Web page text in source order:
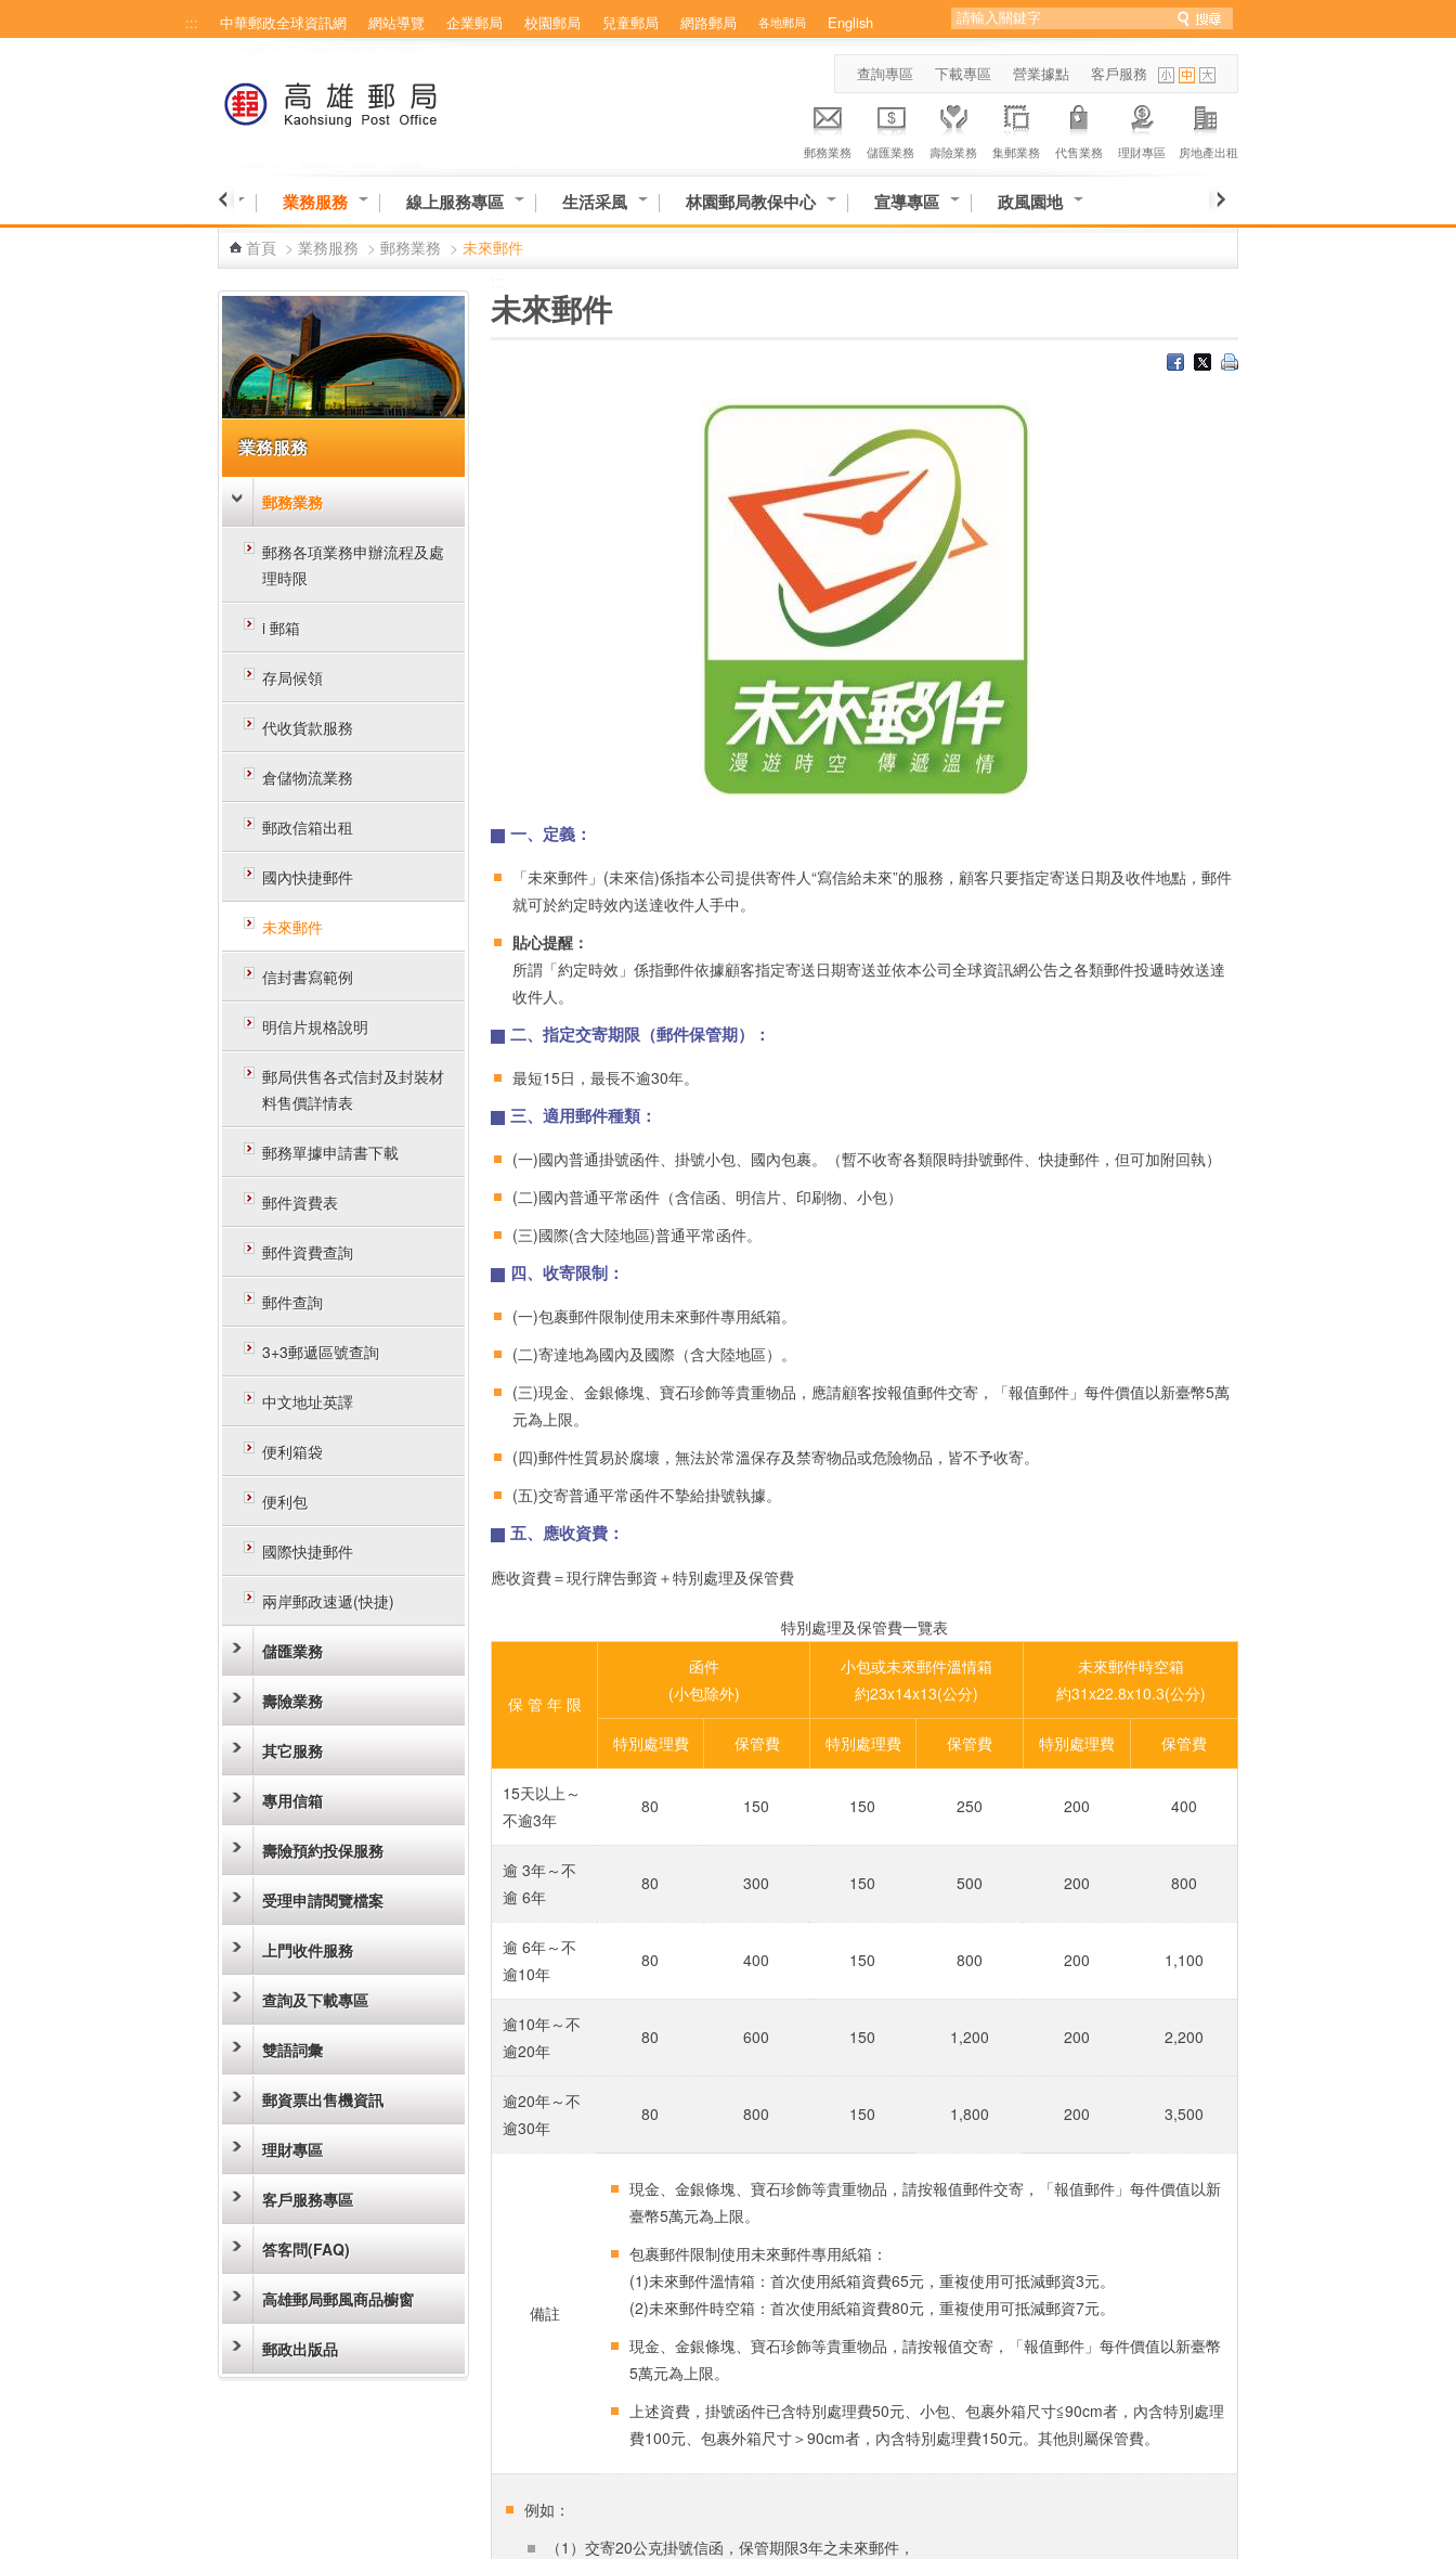
::: 中華郵政全球資訊網 網站導覽 企業郵局 校園郵局 兒童郵局 網路郵局 各地郵局 English
查詢專區 下載專區 營業據點 客戶服務
郵務業務 儲匯業務 壽險業務 集郵業務 代售業務 理財專區 房地產出租
營業資訊 業務服務 線上服務專區 生活采風 林園郵局教保中心 宣導專區 政風園地
首頁 > 業務服務 > 郵務業務 > 未來郵件
業務服務
郵務業務
郵務各項業務申辦流程及處
理時限
i 郵箱
存局候領
代收貨款服務
倉儲物流業務
郵政信箱出租
國內快捷郵件
未來郵件
信封書寫範例
明信片規格說明
郵局供售各式信封及封裝材
料售價詳情表
郵務單據申請書下載
郵件資費表
郵件資費查詢
郵件查詢
3+3郵遞區號查詢
中文地址英譯
便利箱袋
便利包
國際快捷郵件
兩岸郵政速遞(快捷)
儲匯業務
壽險業務
其它服務
專用信箱
壽險預約投保服務
受理申請閱覽檔案
上門收件服務
查詢及下載專區
雙語詞彙
郵資票出售機資訊
理財專區
客戶服務專區
答客問(FAQ)
高雄郵局郵風商品櫥窗
郵政出版品
未來郵件
一、定義：
「未來郵件」(未來信)係指本公司提供寄件人“寫信給未來”的服務，顧客只要指定寄送日期及收件地點，郵件
就可於約定時效內送達收件人手中。
貼心提醒：
所謂「約定時效」係指郵件依據顧客指定寄送日期寄送並依本公司全球資訊網公告之各類郵件投遞時效送達
收件人。
二、指定交寄期限（郵件保管期）：
最短15日，最長不逾30年。
三、適用郵件種類：
(一)國內普通掛號函件、掛號小包、國內包裹。（暫不收寄各類限時掛號郵件、快捷郵件，但可加附回執）
(二)國內普通平常函件（含信函、明信片、印刷物、小包）
(三)國際(含大陸地區)普通平常函件。
四、收寄限制：
(一)包裹郵件限制使用未來郵件專用紙箱。
(二)寄達地為國內及國際（含大陸地區）。
(三)現金、金銀條塊、寶石珍飾等貴重物品，應請顧客按報值郵件交寄，「報值郵件」每件價值以新臺幣5萬
元為上限。
(四)郵件性質易於腐壞，無法於常溫保存及禁寄物品或危險物品，皆不予收寄。
(五)交寄普通平常函件不摯給掛號執據。
五、應收資費：
應收資費＝現行牌告郵資＋特別處理及保管費
特別處理及保管費一覽表
保 管 年 限
函件
(小包除外)
小包或未來郵件溫情箱
約23x14x13(公分)
未來郵件時空箱
約31x22.8x10.3(公分)
特別處理費 保管費 特別處理費 保管費 特別處理費 保管費
15天以上～
不逾3年
80 150 150 250 200 400
逾 3年～不
逾 6年
80 300 150 500 200 800
逾 6年～不
逾10年
80 400 150 800 200 1,100
逾10年～不
逾20年
80 600 150 1,200 200 2,200
逾20年～不
逾30年
80 800 150 1,800 200 3,500
備註
現金、金銀條塊、寶石珍飾等貴重物品，請按報值郵件交寄，「報值郵件」每件價值以新
臺幣5萬元為上限。
包裹郵件限制使用未來郵件專用紙箱：
(1)未來郵件溫情箱：首次使用紙箱資費65元，重複使用可抵減郵資3元。
(2)未來郵件時空箱：首次使用紙箱資費80元，重複使用可抵減郵資7元。
現金、金銀條塊、寶石珍飾等貴重物品，請按報值交寄，「報值郵件」每件價值以新臺幣
5萬元為上限。
上述資費，掛號函件已含特別處理費50元、小包、包裹外箱尺寸≦90cm者，內含特別處理
費100元、包裹外箱尺寸＞90cm者，內含特別處理費150元。其他則屬保管費。
例如：
（1）交寄20公克掛號信函，保管期限3年之未來郵件，